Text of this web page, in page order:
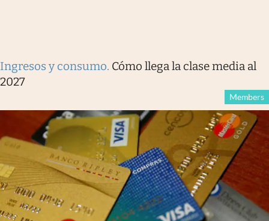
Ingresos y consumo. Cómo llega la clase media al
2027
Members